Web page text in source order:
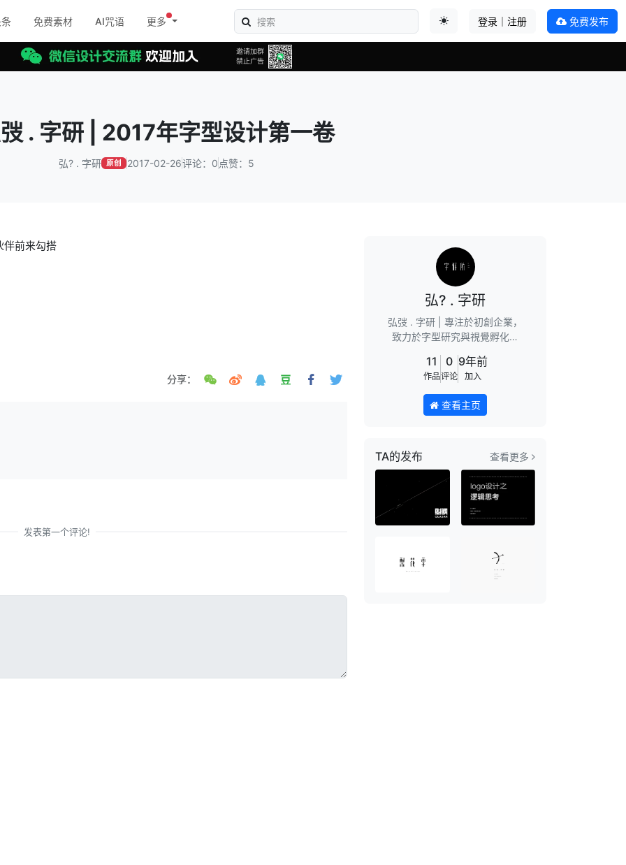
免费素材 AI咒语
更多
登录｜注册 免费发布
. 字研 | 2017年字型设计第一卷
弘? . 字研 原创 2017-02-26评论：0 点赞：5
伴前来勾搭
分享：
发表第一个评论!
弘? . 字研
弘弢 . 字研 | 專注於初創企業，
致力於字型研究與視覺孵化。
設計公開課現已…
11
作品
0
评论
9年前
加入
查看主页
TA的发布 查看更多